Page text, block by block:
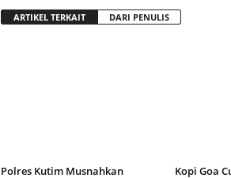
ARTIKEL TERKAIT DARI PENULIS
Polres Kutim Musnahkan
Kopi Goa